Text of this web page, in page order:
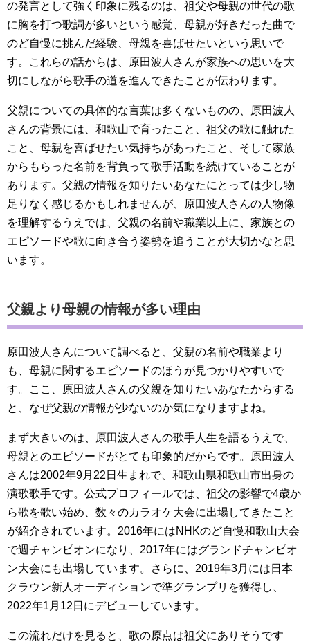
の発言として強く印象に残るのは、祖父や母親の世代の歌
に胸を打つ歌詞が多いという感覚、母親が好きだった曲で
のど自慢に挑んだ経験、母親を喜ばせたいという思いで
す。これらの話からは、原田波人さんが家族への思いを大
切にしながら歌手の道を進んできたことが伝わります。
父親についての具体的な言葉は多くないものの、原田波人
さんの背景には、和歌山で育ったこと、祖父の歌に触れた
こと、母親を喜ばせたい気持ちがあったこと、そして家族
からもらった名前を背負って歌手活動を続けていることが
あります。父親の情報を知りたいあなたにとっては少し物
足りなく感じるかもしれませんが、原田波人さんの人物像
を理解するうえでは、父親の名前や職業以上に、家族との
エピソードや歌に向き合う姿勢を追うことが大切かなと思
います。
父親より母親の情報が多い理由
原田波人さんについて調べると、父親の名前や職業より
も、母親に関するエピソードのほうが見つかりやすいで
す。ここ、原田波人さんの父親を知りたいあなたからする
と、なぜ父親の情報が少ないのか気になりますよね。
まず大きいのは、原田波人さんの歌手人生を語るうえで、
母親とのエピソードがとても印象的だからです。原田波人
さんは2002年9月22日生まれで、和歌山県和歌山市出身の
演歌歌手です。公式プロフィールでは、祖父の影響で4歳か
ら歌を歌い始め、数々のカラオケ大会に出場してきたこと
が紹介されています。2016年にはNHKのど自慢和歌山大会
で週チャンピオンになり、2017年にはグランドチャンピオ
ン大会にも出場しています。さらに、2019年3月には日本
クラウン新人オーディションで準グランプリを獲得し、
2022年1月12日にデビューしています。
この流れだけを見ると、歌の原点は祖父にありそうです